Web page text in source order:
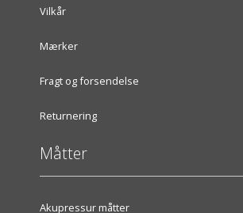
Vilkår
Mærker
Fragt og forsendelse
Returnering
Måtter
Akupressur måtter